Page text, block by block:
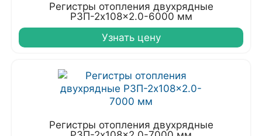
Регистры отопления двухрядные
РЗП-2x108x2.0-6000 мм
Узнать цену
Регистры отопления двухрядные